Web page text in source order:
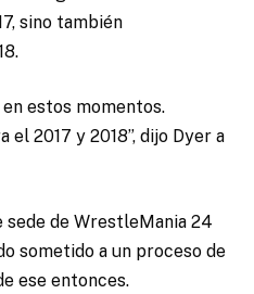
sino también
estos momentos.
2017 y 2018”, dijo Dyer a
de WrestleMania 24
sometido a un proceso de
ese entonces.